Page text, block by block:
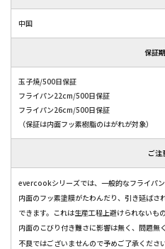
中国
保証
玉子焼/500日保証
フライパン22cm/500日保証
フライパン26cm/500日保証
（保証は内面フッ素樹脂のはがれが対象）
ご注
evercookシリーズでは、一般的なフライパン
内面のフッ素塗膜がたわんだり、引き延ばさ
できます。これは生産工程上避けられない
内面のこびり付き難さに影響は無く、問題無
不良ではございませんので予めご了承くださ